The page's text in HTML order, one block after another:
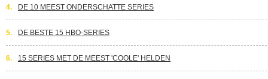
4. DE 10 MEEST ONDERSCHATTE SERIES
5. DE BESTE 15 HBO-SERIES
6. 15 SERIES MET DE MEEST 'COOLE' HELDEN